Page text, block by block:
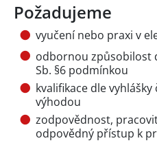
Požadujeme
vyučení nebo praxi v
odbornou způsobilost
Sb. §6 podmínkou
kvalifikace dle vyhlášky
výhodou
zodpovědnost,
odpovědný přístup k